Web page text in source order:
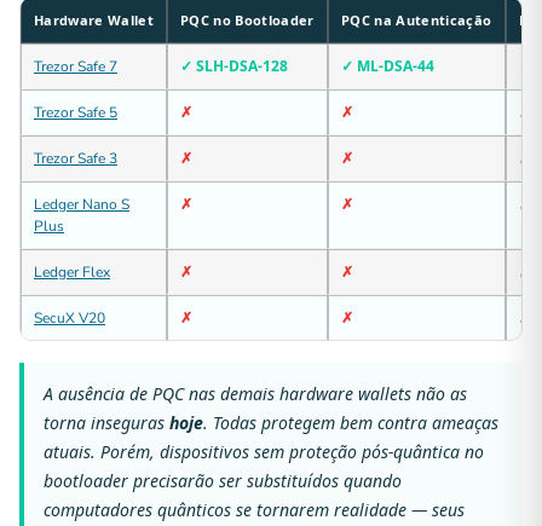
Hardware Wallet PQC no Bootloader PQC na Autenticação
Trezor Safe 7 ✓ SLH-DSA-128 ✓ ML-DSA-44 ✓
Trezor Safe 5 ✗ ✗ ✗
Trezor Safe 3 ✗ ✗ ✗
Ledger Nano S
Plus
✗ ✗ ✗
Ledger Flex ✗ ✗ ✗
SecuX V20 ✗ ✗ ✗
A ausência de PQC nas demais hardware wallets não as
torna inseguras hoje. Todas protegem bem contra ameaças
atuais. Porém, dispositivos sem proteção pós-quântica no
bootloader precisarão ser substituídos quando
computadores quânticos se tornarem realidade — seus